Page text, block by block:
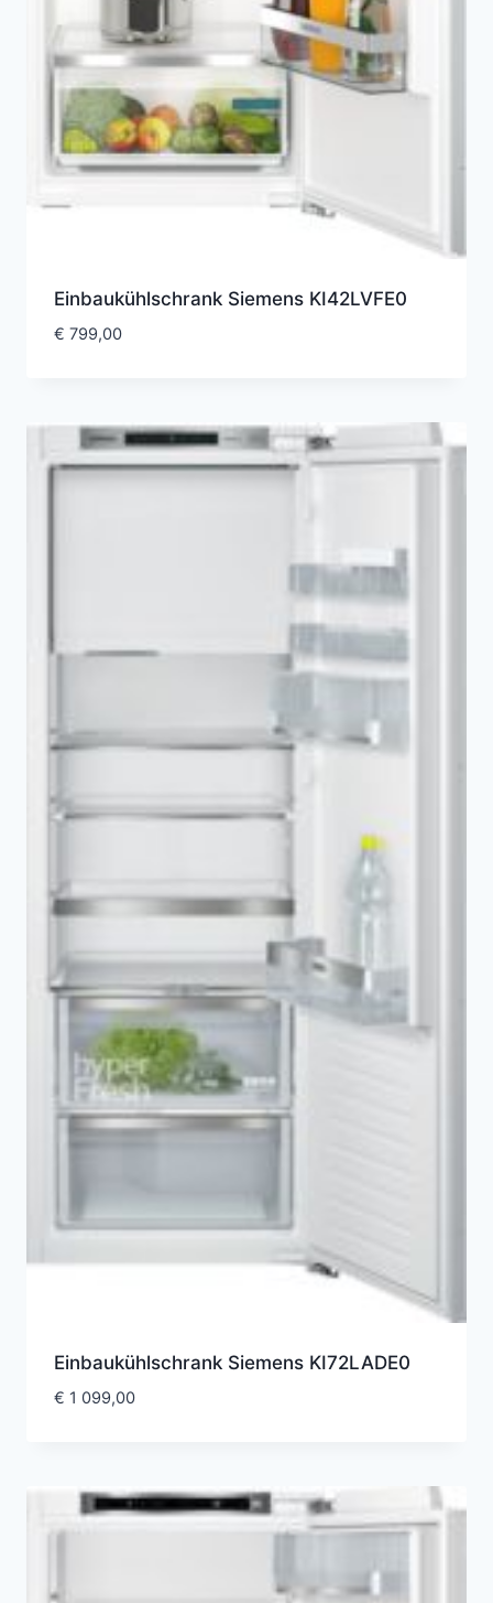
Einbaukühlschrank Siemens KI42LVFE0
€ 799,00
Einbaukühlschrank Siemens KI72LADE0
€ 1 099,00